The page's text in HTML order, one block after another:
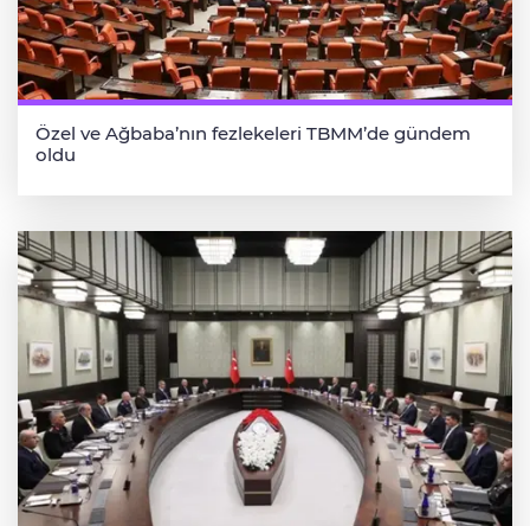
Özel ve Ağbaba’nın fezlekeleri TBMM’de gündem
oldu